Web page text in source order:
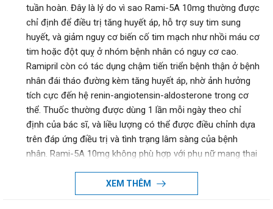
tuần hoàn. Đây là lý do vì sao Rami-5A 10mg thường được
chỉ định để điều trị tăng huyết áp, hỗ trợ suy tim sung
huyết, và giảm nguy cơ biến cố tim mạch như nhồi máu cơ
tim hoặc đột quỵ ở nhóm bệnh nhân có nguy cơ cao.
Ramipril còn có tác dụng chậm tiến triển bệnh thận ở bệnh
nhân đái tháo đường kèm tăng huyết áp, nhờ ảnh hưởng
tích cực đến hệ renin-angiotensin-aldosterone trong cơ
thể. Thuốc thường được dùng 1 lần mỗi ngày theo chỉ
định của bác sĩ, và liều lượng có thể được điều chỉnh dựa
trên đáp ứng điều trị và tình trạng lâm sàng của bệnh
nhân. Rami-5A 10mg không phù hợp với phụ nữ mang thai
sử dụng bởi có thể gây ra hạ huyết áp, ho khô, hay tăng
kali huyết thanh ở một số người dùng.
XEM THÊM